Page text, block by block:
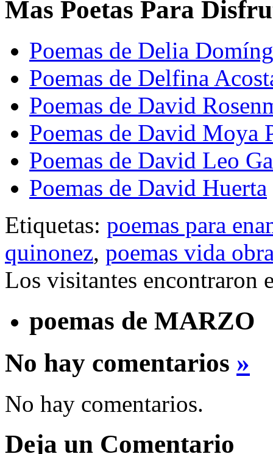
Mas Poetas Para
Poemas de Delia
Poemas de Delfina
Poemas de David
Poemas de David Moya
Poemas de David Leo
Poemas de David Huerta
Etiquetas: poemas para
quinonez, poemas vida
Los visitantes encontraron
poemas de MARZO
No hay comentarios »
No hay comentarios.
Deja un Comentario